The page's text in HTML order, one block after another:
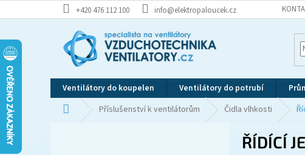
na
+420 476 112 100 info@elektropaloucek.cz
Ventilátory do koupelen Ventilátory do potrubí
Domů Příslušenství k ventilátorům Čidla vlhkosti
ŘÍDÍCÍ